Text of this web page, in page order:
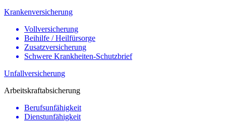
Krankenversicherung
Vollversicherung
Beihilfe / Heilfürsorge
Zusatzversicherung
Schwere Krankheiten-Schutzbrief
Unfallversicherung
Arbeitskraftabsicherung
Berufsunfähigkeit
Dienstunfähigkeit